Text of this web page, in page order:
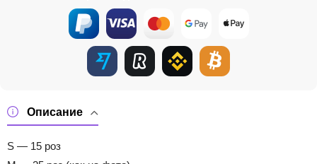
Описание
S — 15 роз